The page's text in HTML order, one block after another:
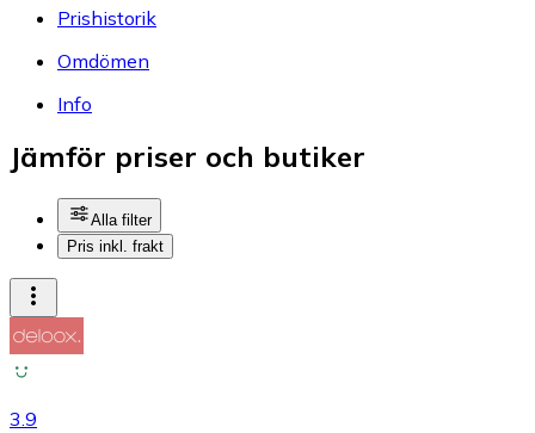
Prishistorik
Omdömen
Info
Jämför priser och butiker
Alla filter
Pris inkl. frakt
3.9